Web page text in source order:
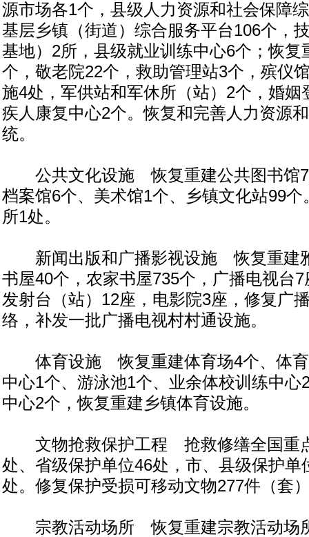
源市场各1个，县级人力资源和社会保障
基层乡镇（街道）综合服务平台106个，
基地）2所，县级就业训练中心6个；恢复
个，敬老院22个，救助管理站3个，殡仪
施4处，军供站和军休所（站）2个，婚姻
疾人康复中心2个。恢复和完善人力资源
统。
公共文化设施 恢复重建公共图书馆7
档案馆6个、美术馆1个、乡镇文化站99
所1处。
新闻出版和广播影视设施 恢复重建
书屋40个，农家书屋735个，广播电视台
发射台（站）12座，电影院3座，修复广
络，补发一批广播电视村村通设施。
体育设施 恢复重建体育场4个、体育
中心1个、游泳池1个、业余体校训练中心
中心2个，恢复重建乡镇体育设施。
文物抢救保护工程 抢救修缮全国重
处、省级保护单位46处，市、县级保护单
处。修复保护受损可移动文物277件（套
宗教活动场所 恢复重建宗教活动场